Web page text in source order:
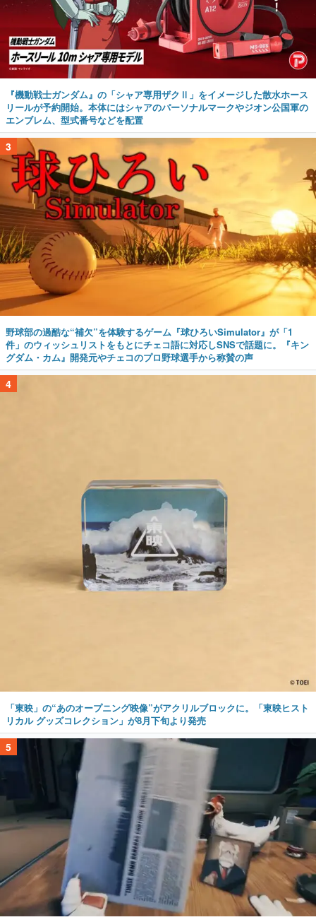
『機動戦士ガンダム』の「シャア専用ザクⅡ」をイメージした散水ホース
リールが予約開始。本体にはシャアのパーソナルマークやジオン公国軍の
エンブレム、型式番号などを配置
3
野球部の過酷な“補欠”を体験するゲーム『球ひろいSimulator』が「1
件」のウィッシュリストをもとにチェコ語に対応しSNSで話題に。『キン
グダム・カム』開発元やチェコのプロ野球選手から称賛の声
4
「東映」の“あのオープニング映像”がアクリルブロックに。「東映ヒスト
リカル グッズコレクション」が8月下旬より発売
5